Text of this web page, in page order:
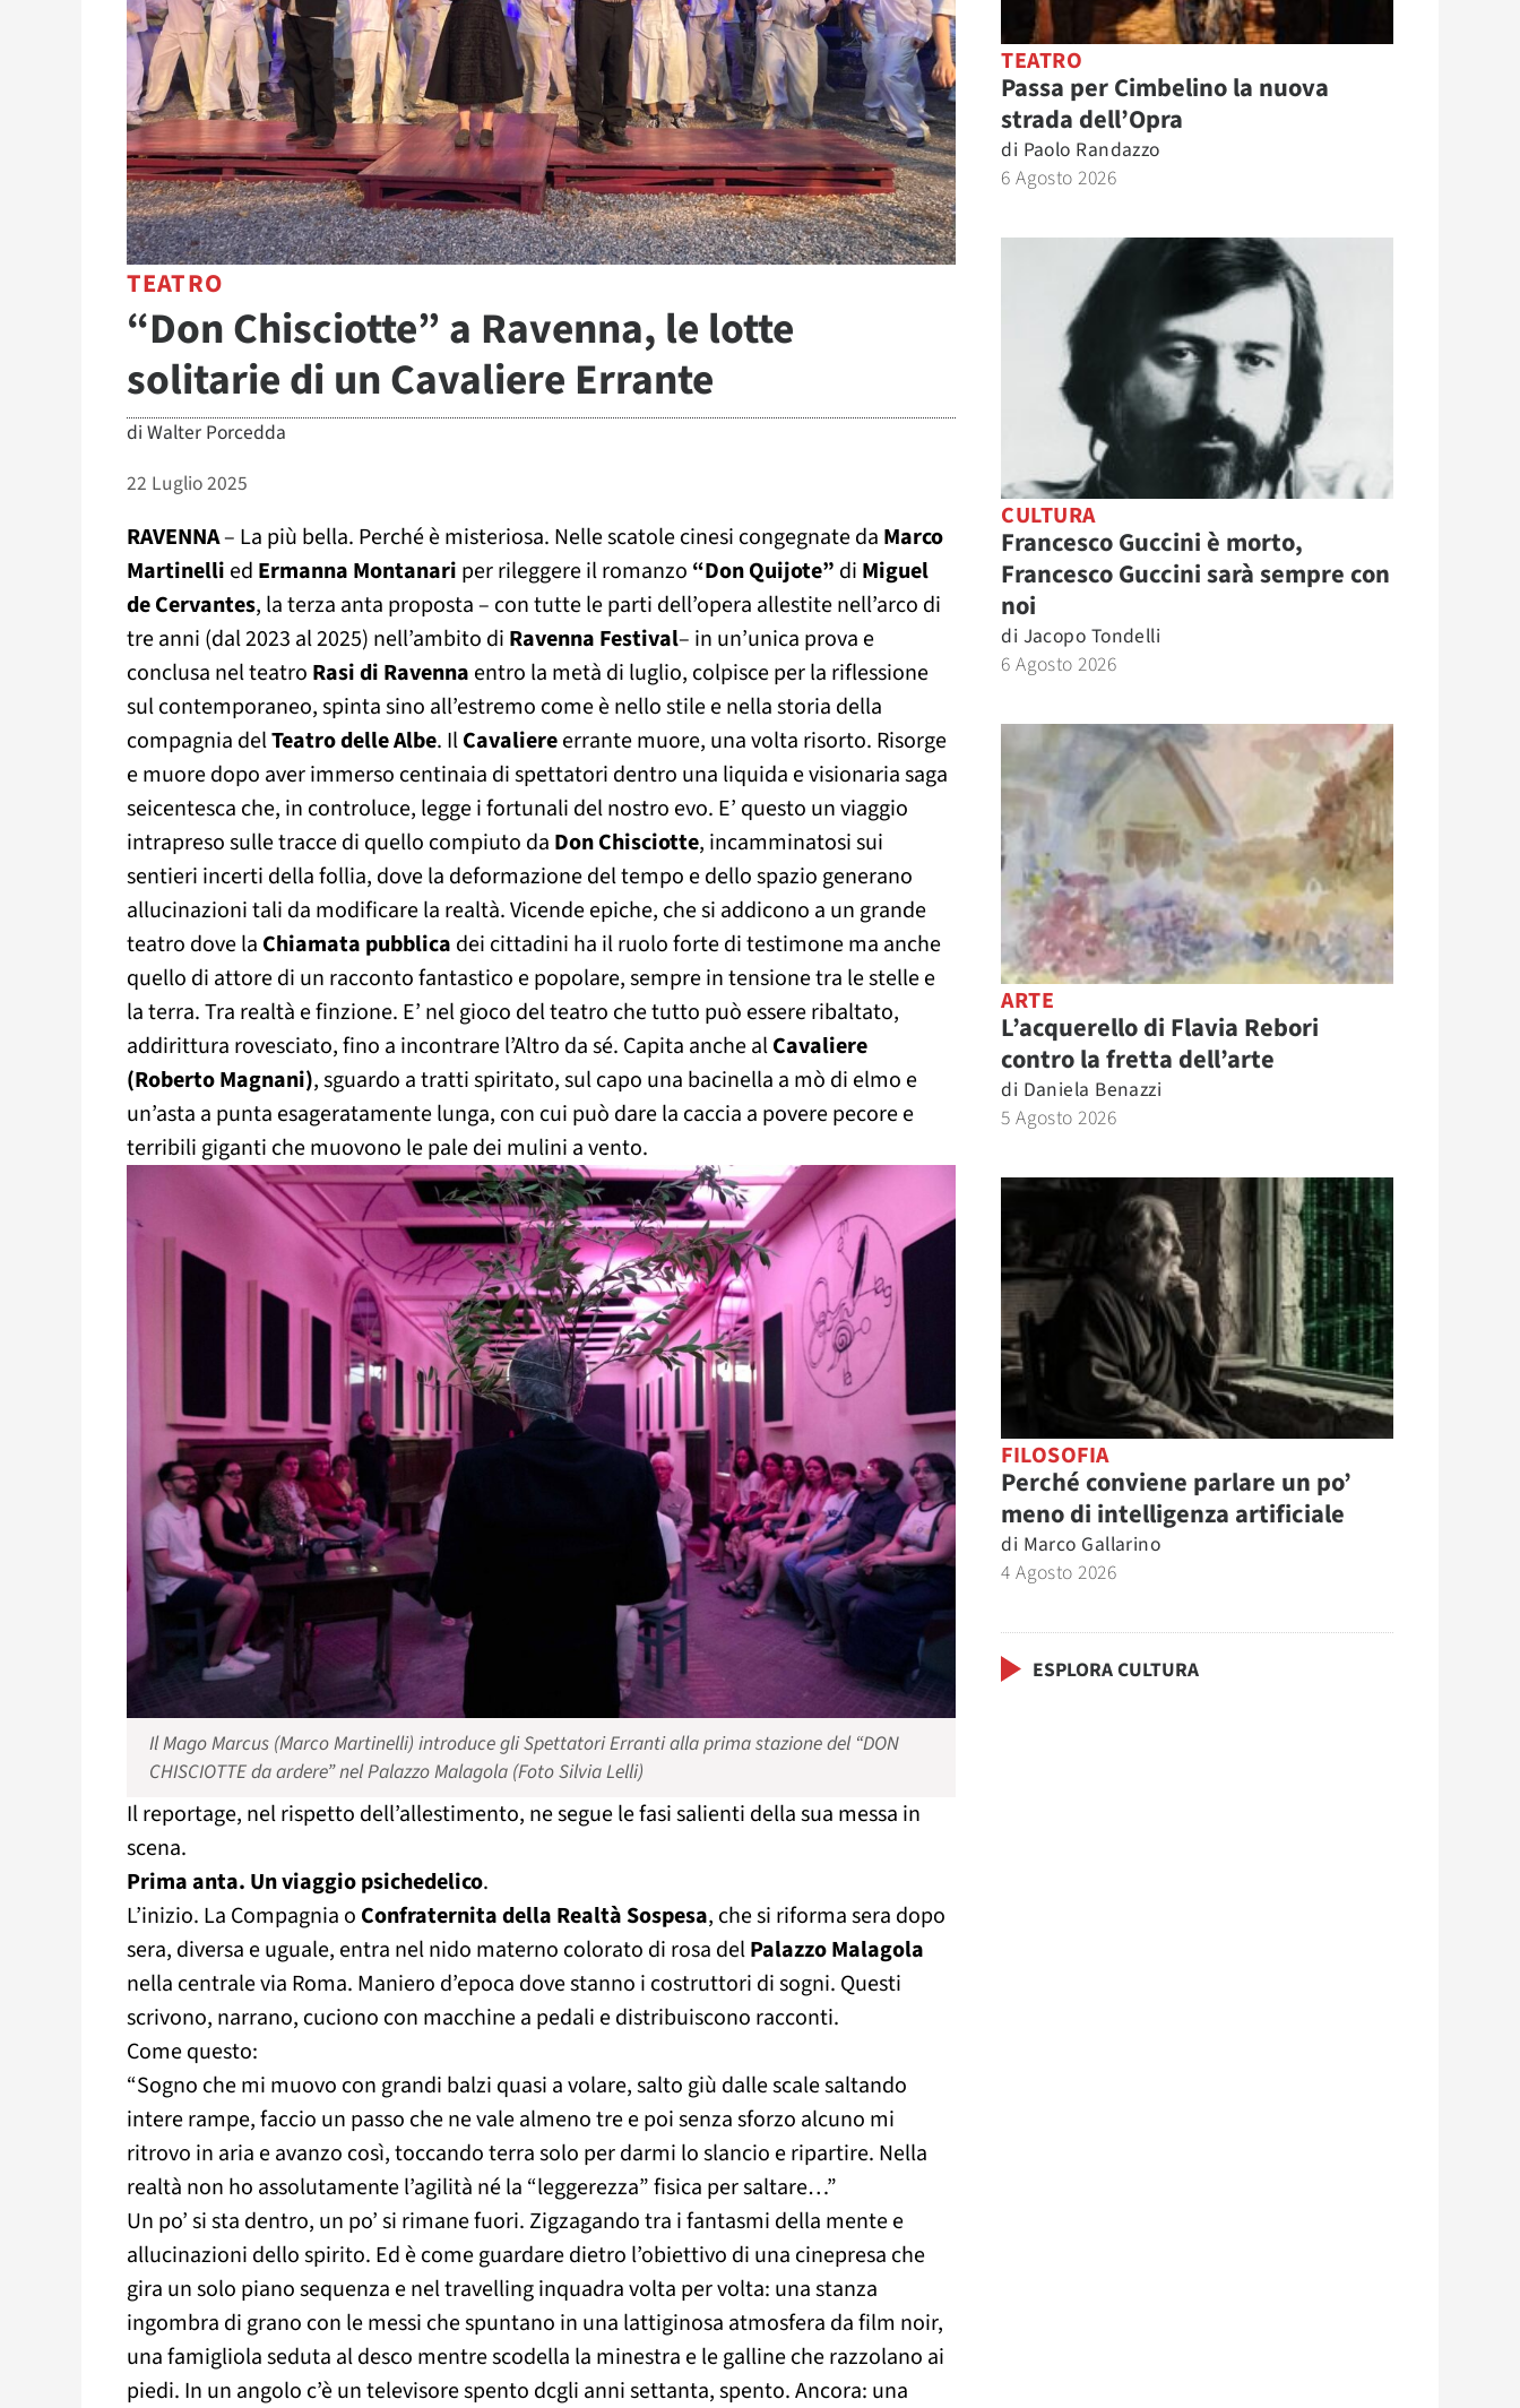
TEATRO
“Don Chisciotte” a Ravenna, le lotte
solitarie di un Cavaliere Errante
di Walter Porcedda
22 Luglio 2025
RAVENNA– La più bella. Perché è misteriosa. Nelle scatole cinesi congegnate da Marco
Martinelli ed Ermanna Montanari per rileggere il romanzo “Don Quijote” di Miguel
de Cervantes, la terza anta proposta – con tutte le parti dell’opera allestite nell’arco di
tre anni (dal 2023 al 2025) nell’ambito di Ravenna Festival– in un’unica prova e
conclusa nel teatro Rasi di Ravenna entro la metà di luglio, colpisce per la riflessione
sul contemporaneo, spinta sino all’estremo come è nello stile e nella storia della
compagnia delTeatro delle Albe. IlCavaliereerrante muore, una volta risorto. Risorge
e muore dopo aver immerso centinaia di spettatori dentro una liquida e visionaria saga
seicentesca che, in controluce, legge i fortunali del nostro evo. E’ questo un viaggio
intrapreso sulle tracce di quello compiuto da Don Chisciotte, incamminatosi sui
sentieri incerti della follia, dove la deformazione del tempo e dello spazio generano
allucinazioni tali da modificare la realtà. Vicende epiche, che si addicono a un grande
teatro dove la Chiamata pubblica dei cittadini ha il ruolo forte di testimone ma anche
quello di attore di un racconto fantastico e popolare, sempre in tensione tra le stelle e
la terra. Tra realtà e finzione. E’ nel gioco del teatro che tutto può essere ribaltato,
addirittura rovesciato, fino a incontrare l’Altro da sé. Capita anche alCavaliere
(Roberto Magnani), sguardo a tratti spiritato, sul capo una bacinella a mò di elmo e
un’asta a punta esageratamente lunga, con cui può dare la caccia a povere pecore e
terribili giganti che muovono le pale dei mulini a vento.
Il Mago Marcus (Marco Martinelli) introduce gli Spettatori Erranti alla prima stazione del “DON
CHISCIOTTE da ardere” nel Palazzo Malagola (Foto Silvia Lelli)
Il reportage, nel rispetto dell’allestimento, ne segue le fasi salienti della sua messa in
scena.
Prima anta. Un viaggio psichedelico.
L’inizio. La Compagnia o Confraternita della Realtà Sospesa, che si riforma sera dopo
sera, diversa e uguale, entra nel nido materno colorato di rosa delPalazzo Malagola
nella centrale via Roma. Maniero d’epoca dove stanno i costruttori di sogni. Questi
scrivono, narrano, cuciono con macchine a pedali e distribuiscono racconti.
Come questo:
“Sogno che mi muovo con grandi balzi quasi a volare, salto giù dalle scale saltando
intere rampe, faccio un passo che ne vale almeno tre e poi senza sforzo alcuno mi
ritrovo in aria e avanzo così, toccando terra solo per darmi lo slancio e ripartire. Nella
realtà non ho assolutamente l’agilità né la “leggerezza” fisica per saltare…”
Un po’ si sta dentro, un po’ si rimane fuori. Zigzagando tra i fantasmi della mente e
allucinazioni dello spirito. Ed è come guardare dietro l’obiettivo di una cinepresa che
gira un solo piano sequenza e nel travelling inquadra volta per volta: una stanza
ingombra di grano con le messi che spuntano in una lattiginosa atmosfera da film noir,
una famigliola seduta al desco mentre scodella la minestra e le galline che razzolano ai
piedi. In un angolo c’è un televisore spento dcgli anni settanta, spento. Ancora: una
TEATRO
Passa per Cimbelino la nuova
strada dell’Opra
di Paolo Randazzo
6 Agosto 2026
CULTURA
Francesco Guccini è morto,
Francesco Guccini sarà sempre con
noi
di Jacopo Tondelli
6 Agosto 2026
ARTE
L’acquerello di Flavia Rebori
contro la fretta dell’arte
di Daniela Benazzi
5 Agosto 2026
FILOSOFIA
Perché conviene parlare un po’
meno di intelligenza artificiale
di Marco Gallarino
4 Agosto 2026
ESPLORA CULTURA